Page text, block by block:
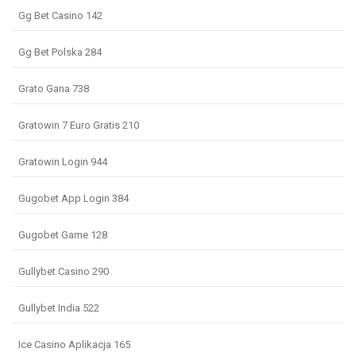
Gg Bet Casino 142
Gg Bet Polska 284
Grato Gana 738
Gratowin 7 Euro Gratis 210
Gratowin Login 944
Gugobet App Login 384
Gugobet Game 128
Gullybet Casino 290
Gullybet India 522
Ice Casino Aplikacja 165